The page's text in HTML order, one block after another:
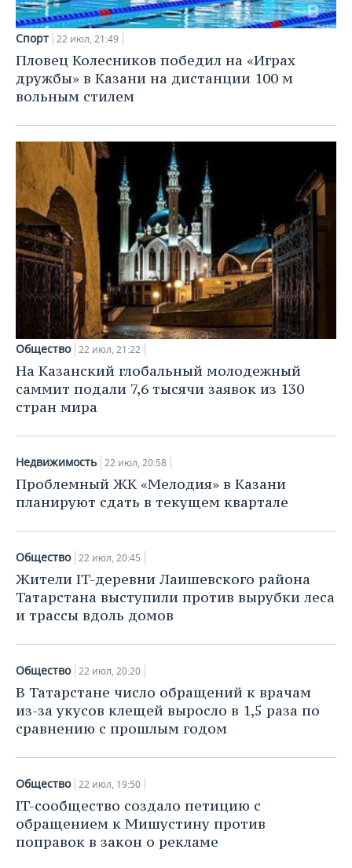
Спорт 22 июл, 21:49
Пловец Колесников победил на «Играх
дружбы» в Казани на дистанции 100 м
вольным стилем
Общество 22 июл, 21:22
На Казанский глобальный молодежный
саммит подали 7,6 тысячи заявок из 130
стран мира
Недвижимость 22 июл, 20:58
Проблемный ЖК «Мелодия» в Казани
планируют сдать в текущем квартале
Общество 22 июл, 20:45
Жители IT-деревни Лаишевского района
Татарстана выступили против вырубки леса
и трассы вдоль домов
Общество 22 июл, 20:20
В Татарстане число обращений к врачам
из-за укусов клещей выросло в 1,5 раза по
сравнению с прошлым годом
Общество 22 июл, 19:50
IT-сообщество создало петицию с
обращением к Мишустину против
поправок в закон о рекламе